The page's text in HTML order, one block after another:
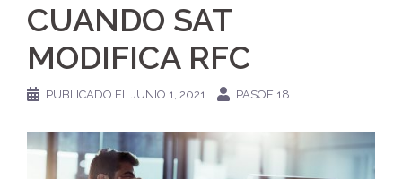
CUANDO SAT
MODIFICA RFC
PUBLICADO ELJUNIO 1, 2021 PASOFI18